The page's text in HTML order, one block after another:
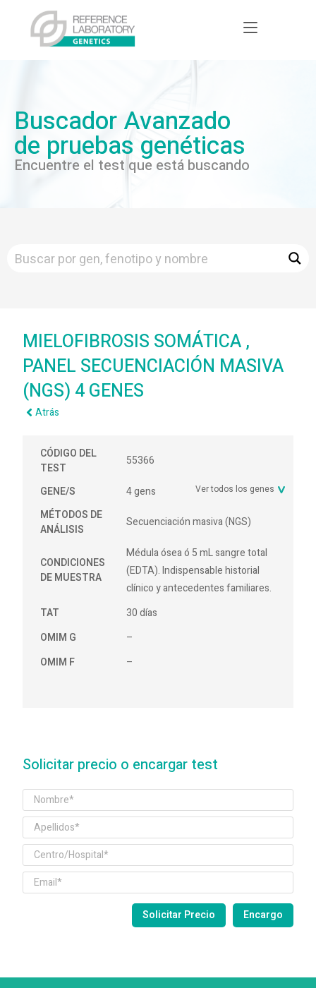
Buscador Avanzado
de pruebas genéticas
Encuentre el test que está buscando
MIELOFIBROSIS SOMÁTICA ,
PANEL SECUENCIACIÓN MASIVA
(NGS) 4 GENES
Atrás
CÓDIGO DEL
TEST
55366
GENE/S Ver todos los genes
4 gens
MÉTODOS DE
ANÁLISIS
Secuenciación masiva (NGS)
CONDICIONES
DE MUESTRA
Médula ósea ó 5 mL sangre total
(EDTA). Indispensable historial
clínico y antecedentes familiares.
TAT
30 días
OMIM G
–
OMIM F
–
Solicitar precio o encargar test